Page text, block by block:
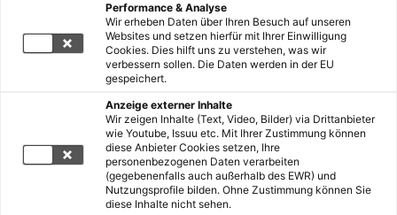
Performance & Analyse
Wir erheben Daten über Ihren Besuch auf unseren
Websites und setzen hierfür mit Ihrer Einwilligung
Cookies. Dies hilft uns zu verstehen, was wir
verbessern sollen. Die Daten werden in der EU
gespeichert.
Anzeige externer Inhalte
Wir zeigen Inhalte (Text, Video, Bilder) via Drittanbieter
wie Youtube, Issuu etc. Mit Ihrer Zustimmung können
diese Anbieter Cookies setzen, Ihre
personenbezogenen Daten verarbeiten
(gegebenenfalls auch außerhalb des EWR) und
Nutzungsprofile bilden. Ohne Zustimmung können Sie
diese Inhalte nicht sehen.